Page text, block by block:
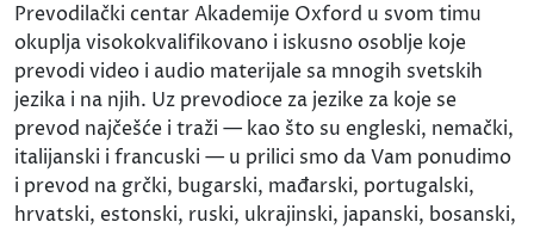
Prevodilački centar Akademije Oxford u svom timu
okuplja visokokvalifikovano i iskusno osoblje koje
prevodi video i audio materijale sa mnogih svetskih
jezika i na njih. Uz prevodioce za jezike za koje se
prevod najčešće i traži — kao što su engleski, nemački,
italijanski i francuski — u prilici smo da Vam ponudimo
i prevod na grčki, bugarski, mađarski, portugalski,
hrvatski, estonski, ruski, ukrajinski, japanski, bosanski,